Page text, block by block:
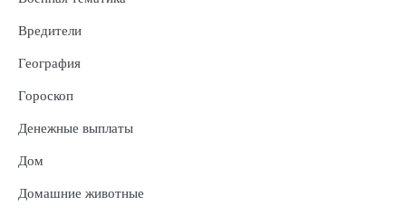
Вредители
География
Гороскоп
Денежные выплаты
Дом
Домашние животные